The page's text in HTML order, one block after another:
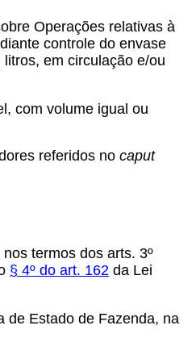
Operações relativas à
controle do envase
em circulação e/ou
com volume igual ou
referidos no caput
termos dos arts. 3º
§ 4º do art. 162 da Lei
de Estado de Fazenda, na